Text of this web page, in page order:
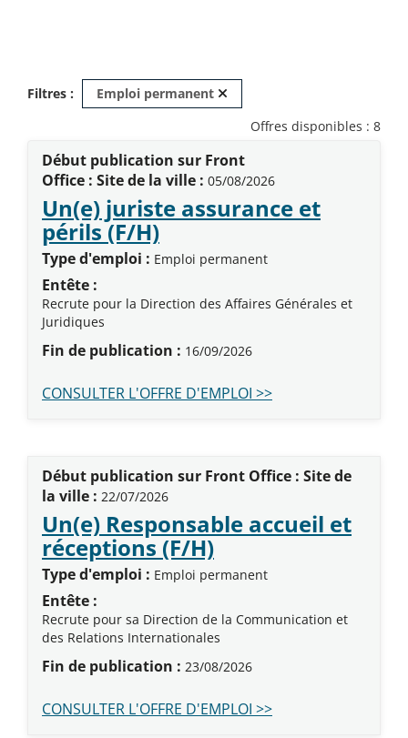
Filtres : Emploi permanent
Offres disponibles : 8
Début publication sur Front
Office : Site de la ville : 05/08/2026
Un(e) juriste assurance et
périls (F/H)(Nouvelle fenêtre)
Type d'emploi : Emploi permanent
Entête :
Recrute pour la Direction des Affaires Générales et
Juridiques
Fin de publication : 16/09/2026
CONSULTER L'OFFRE D'EMPLOI >>
Début publication sur Front Office : Site de
la ville : 22/07/2026
Un(e) Responsable accueil et
réceptions (F/H)(Nouvelle
Type d'emploi : Emploi permanent
Entête :
Recrute pour sa Direction de la Communication et
des Relations Internationales
Fin de publication : 23/08/2026
CONSULTER L'OFFRE D'EMPLOI >>